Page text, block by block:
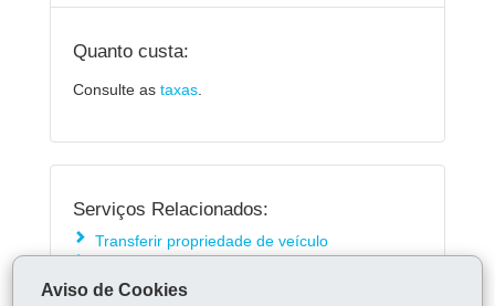
Quanto custa:
Consulte as taxas
Serviços Relacionados:
Transferir propriedade de veículo
Aviso de Cookies